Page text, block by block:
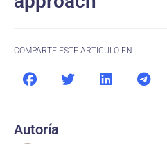
COMPARTE ESTE ARTÍCULO EN
Autoría